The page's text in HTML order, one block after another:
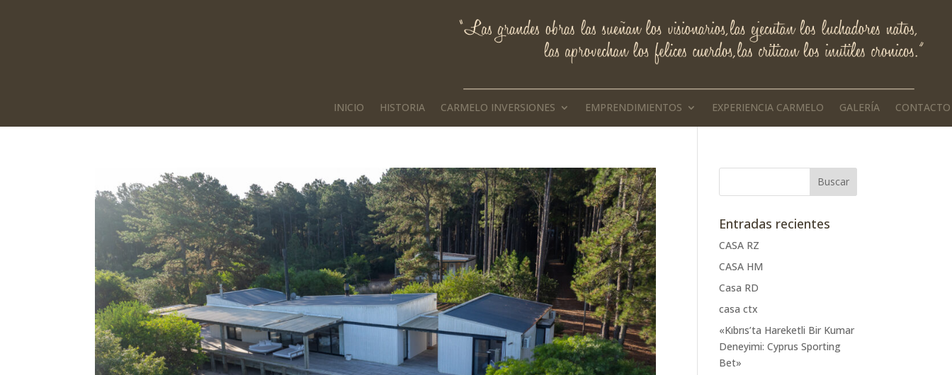
INICIO HISTORIA CARMELO INVERSIONES EMPRENDIMIENTOS EXPERIENCIA CARMELO GALERÍA CONTACTO
Entradas recientes
CASA RZ
CASA HM
Casa RD
casa ctx
«Kıbrıs’ta Hareketli Bir Kumar
Deneyimi: Cyprus Sporting
Bet»